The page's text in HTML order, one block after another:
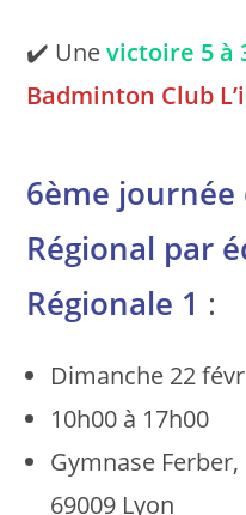
✔️ Unevictoire 5 à
Badminton Club
6ème
Régional par
Régionale 1 :
Dimanche 22
10h00 à 17h00
Gymnase
69009 Lyon